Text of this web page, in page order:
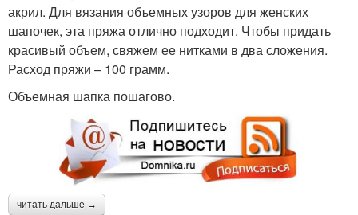
акрил. Для вязания объемных узоров для женских
шапочек, эта пряжа отлично подходит. Чтобы придать
красивый объем, свяжем ее нитками в два сложения.
Расход пряжи – 100 грамм.
Объемная шапка пошагово.
читать дальше →